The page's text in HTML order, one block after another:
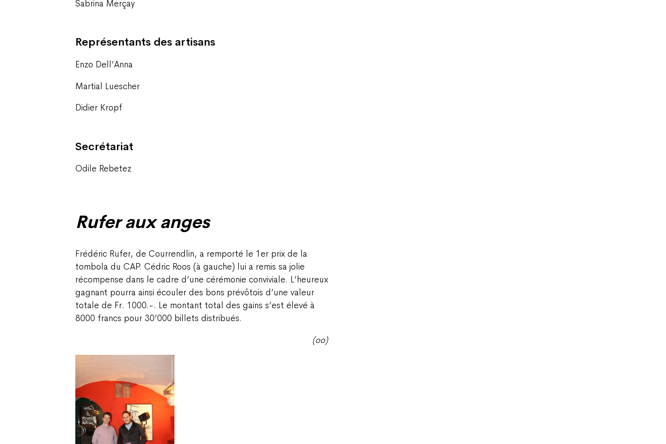
Sabrina Merçay
Représentants des artisans
Enzo Dell’Anna
Martial Luescher
Didier Kropf
Secrétariat
Odile Rebetez
Rufer aux anges
Frédéric Rufer, de Courrendlin, a remporté le 1er prix de la
tombola du CAP. Cédric Roos (à gauche) lui a remis sa jolie
récompense dans le cadre d’une cérémonie conviviale. L’heureux
gagnant pourra ainsi écouler des bons prévôtois d’une valeur
totale de Fr. 1000.-. Le montant total des gains s’est élevé à
8000 francs pour 30’000 billets distribués.
(oo)